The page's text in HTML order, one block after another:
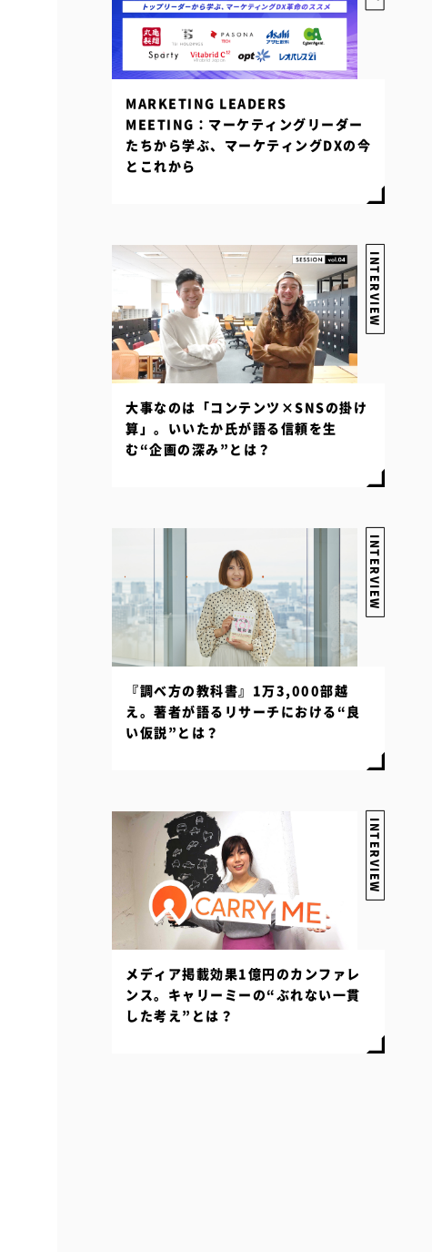
INTERVIEW
メディア掲載効果1億円のカンファレ
ンス。キャリーミーの“ぶれない一貫
した考え”とは？
INTERVIEW
『調べ方の教科書』1万3,000部越
え。著者が語るリサーチにおける“良
い仮説”とは？
INTERVIEW
大事なのは「コンテンツ×SNSの掛け
算」。いいたか氏が語る信頼を生
む“企画の深み”とは？
MARKETING LEADERS
MEETING：マーケティングリーダー
たちから学ぶ、マーケティングDXの今
とこれから